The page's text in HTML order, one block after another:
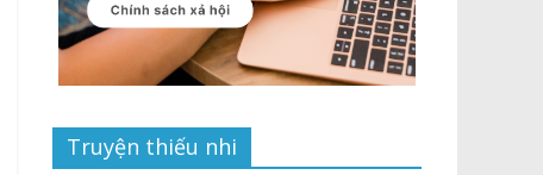
Truyện thiếu nhi